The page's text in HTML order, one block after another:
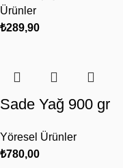
Ürünler
₺289,90
Sade Yağ 900 gr
Yöresel Ürünler
₺780,00